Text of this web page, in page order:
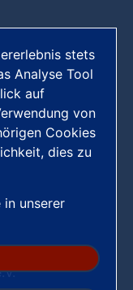
stets
Analyse Tool
auf
von
Cookies
dies zu
in unserer